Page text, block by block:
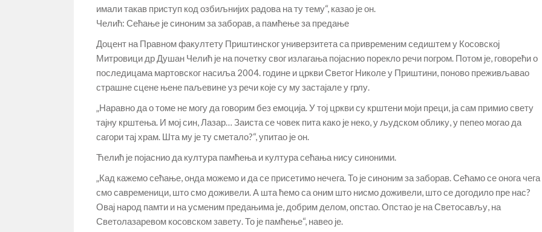
имали такав приступ код озбиљнијих радова на ту тему“, казао је он.
Челић: Сећање је синоним за заборав, а памћење за предање
Доцент на Правном факултету Приштинског универзитета са привременим седиштем у Косовској
Митровици др Душан Челић је на почетку свог излагања појаснио порекло речи погром. Потом је, говорећи о
последицама мартовског насиља 2004. године и цркви Светог Николе у Приштини, поново преживљавао
страшне сцене њене паљевине уз речи које су му застајале у грлу.
„Наравно да о томе не могу да говорим без емоција. У тој цркви су крштени моји преци, ја сам примио свету
тајну крштења. И мој син, Лазар… Заиста се човек пита како је неко, у људском облику, у пепео могао да
сагори тај храм. Шта му је ту сметало?“, упитао је он.
Ћелић је појаснио да култура памћења и култура сећања нису синоними.
„Кад кажемо сећање, онда можемо и да се присетимо нечега. То је синоним за заборав. Сећамо се онога чега
смо савременици, што смо доживели. А шта ћемо са оним што нисмо доживели, што се догодило пре нас?
Овај народ памти и на усменим предањима је, добрим делом, опстао. Опстао је на Светосављу, на
Светолазаревом косовском завету. То је памћење“, навео је.